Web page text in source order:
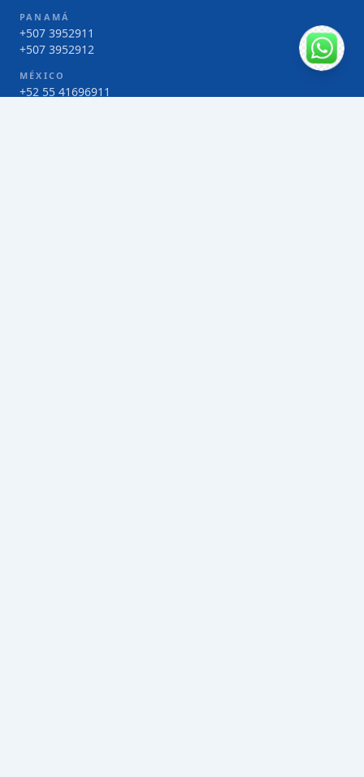
PANAMÁ
+507 3952911
+507 3952912
MÉXICO
+52 55 41696911